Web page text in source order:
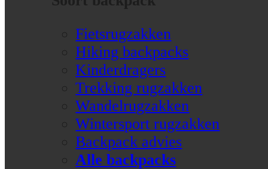
Fietsrugzakken
Hiking backpacks
Kinderdragers
Trekking rugzakken
Wandelrugzakken
Wintersport rugzakken
Backpack advies
Alle backpacks